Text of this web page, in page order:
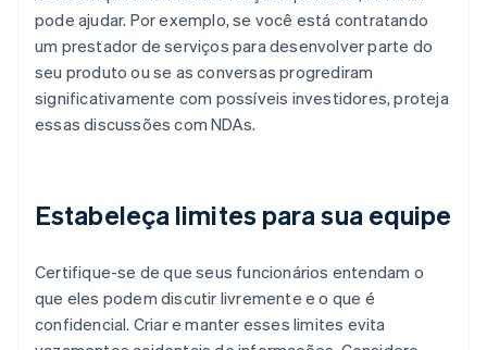
pode ajudar. Por exemplo, se você está contratando
um prestador de serviços para desenvolver parte do
seu produto ou se as conversas progrediram
significativamente com possíveis investidores, proteja
essas discussões com NDAs.
Estabeleça limites para sua equipe
Certifique-se de que seus funcionários entendam o
que eles podem discutir livremente e o que é
confidencial. Criar e manter esses limites evita